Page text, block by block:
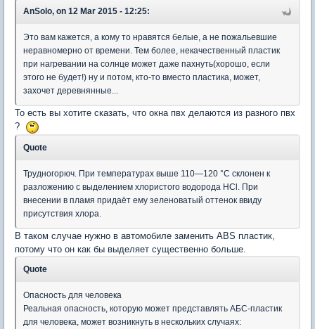
AnSolo, on 12 Mar 2015 - 12:25:
Это вам кажется, а кому то нравятся белые, а не пожальевшие
неравномерно от времени. Тем более, некачественный пластик
при нагревании на солнце может даже пахнуть(хорошо, если
этого не будет!) ну и потом, кто-то вместо пластика, может,
захочет деревнянные...
То есть вы хотите сказать, что окна пвх делаются из разного пвх
?
Quote
Трудногорюч. При температурах выше 110—120 °C склонен к
разложению с выделением хлористого водорода HCl. При
внесении в пламя придаёт ему зеленоватый оттенок ввиду
присутствия хлора.
В таком случае нужно в автомобиле заменить ABS пластик,
потому что он как бы выделяет существенно больше.
Quote
Опасность для человека
Реальная опасность, которую может представлять АБС-пластик
для человека, может возникнуть в нескольких случаях: